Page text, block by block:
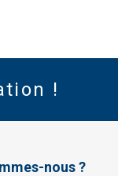
!
nous ?